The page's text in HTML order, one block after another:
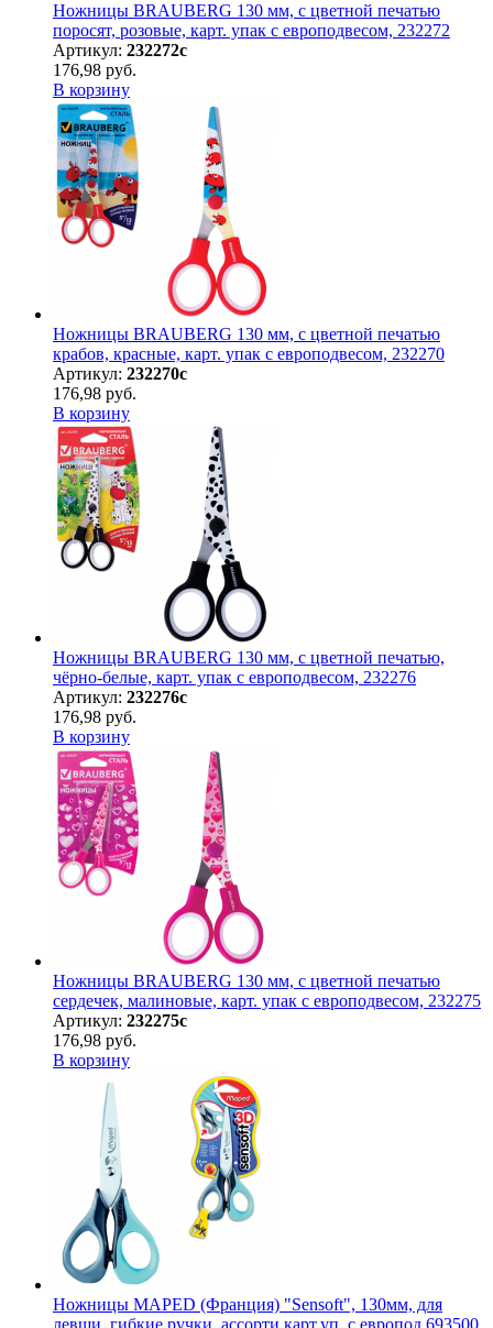
Ножницы BRAUBERG 130 мм, с цветной печатью
поросят, розовые, карт. упак с европодвесом, 232272
Артикул: 232272с
176,98 руб.
В корзину
Ножницы BRAUBERG 130 мм, с цветной печатью
крабов, красные, карт. упак с европодвесом, 232270
Артикул: 232270с
176,98 руб.
В корзину
Ножницы BRAUBERG 130 мм, с цветной печатью,
чёрно-белые, карт. упак с европодвесом, 232276
Артикул: 232276с
176,98 руб.
В корзину
Ножницы BRAUBERG 130 мм, с цветной печатью
сердечек, малиновые, карт. упак с европодвесом, 232275
Артикул: 232275с
176,98 руб.
В корзину
Ножницы MAPED (Франция) "Sensoft", 130мм, для